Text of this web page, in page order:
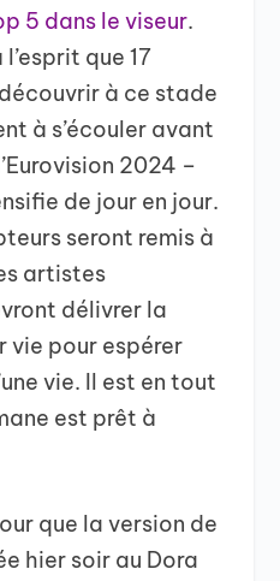
5 dans le viseur.
que 17
à ce stade
à s’écouler avant
2024 –
de jour en jour.
seront remis à
artistes
délivrer la
vie pour espérer
vie. Il est en tout
est prêt à
que la version de
hier soir au Dora